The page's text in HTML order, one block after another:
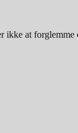
at forglemme